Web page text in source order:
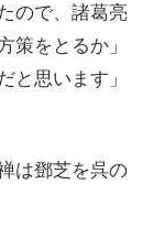
ので、諸葛亮
策をとるか」
と思います」
は鄧芝を呉の